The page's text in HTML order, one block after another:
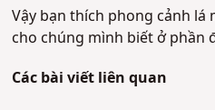
Vậy bạn thích phong cảnh lá
cho chúng mình biết ở phần
Các bài viết liên quan